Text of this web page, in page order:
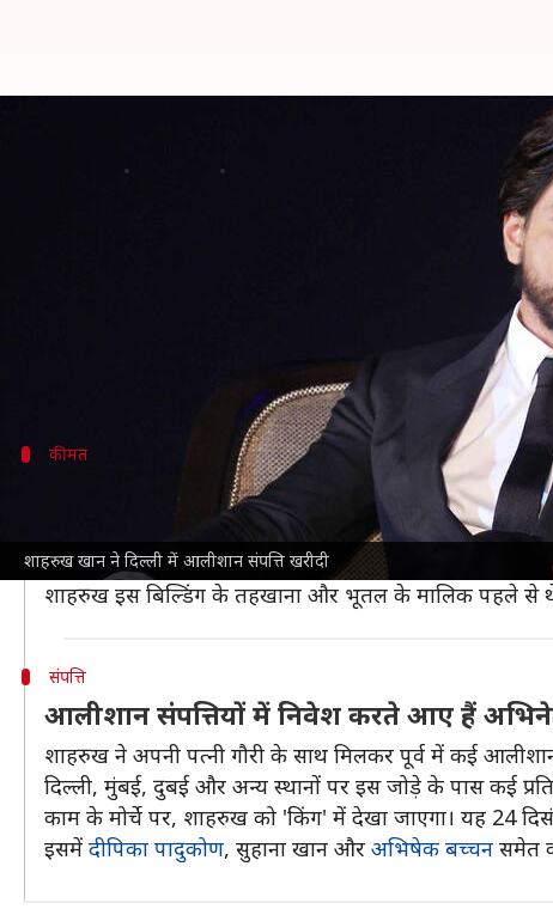
शाहरुख खान ने दिल्ली में आलीशान संपत्ति खरीदी
शाहरुख खान ने दिल्ली में खरीदा
दिल्ली के रहने वाले हैं, यह उनके फैंस बखूबी
अभिनेता ने अब इसी शहर में अपना पारिवारिक घर खरीदकर
बताया जा रहा है कि उन्होंने पॉश पंचशील पार्क इलाके में
कीमत
करोड़ रुपये में हुआ संपत्ति का सौदा
के मुताबिक, दक्षिण
में स्थित यह आवास
खबरों के अनुसार, सौदे की कीमत 37 करोड़ रुपये आंकी गई है,
शाहरुख इस बिल्डिंग के तहखाना और भूतल के मालिक पहले से थे।
संपत्ति
आलीशान संपत्तियों में निवेश करते आए हैं
शाहरुख ने अपनी पत्नी गौरी के साथ मिलकर पूर्व में कई
दिल्ली, मुंबई, दुबई और अन्य स्थानों पर इस जोड़े के पास कई
काम के मोर्चे पर, शाहरुख को 'किंग' में देखा जाएगा। यह 24
इसमें दीपिका पादुकोण, सुहाना खान और अभिषेक बच्चन समेत